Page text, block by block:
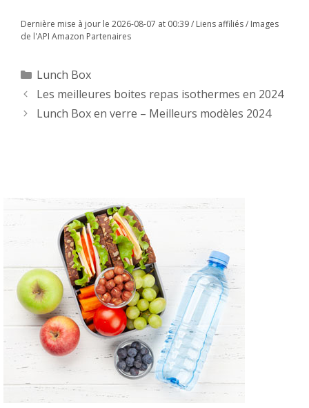
Dernière mise à jour le 2026-08-07 at 00:39 / Liens affiliés / Images
de l'API Amazon Partenaires
Lunch Box
Les meilleures boites repas isothermes en 2024
Lunch Box en verre – Meilleurs modèles 2024